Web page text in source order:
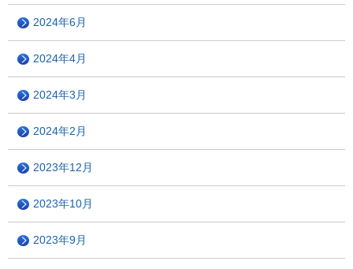
2024年6月
2024年4月
2024年3月
2024年2月
2023年12月
2023年10月
2023年9月